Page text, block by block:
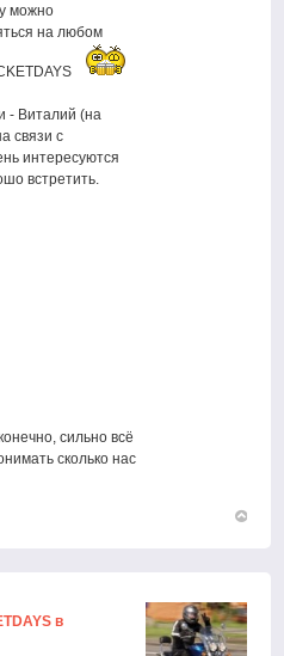
можно
на любом
- Виталий (на
связи с
интересуются
встретить.
сильно всё
сколько нас
в